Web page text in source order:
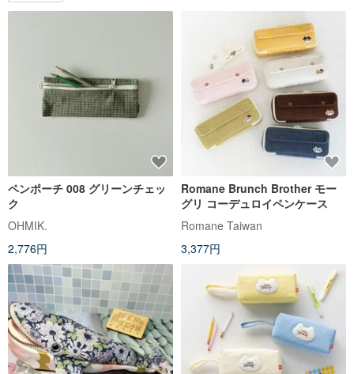
ペンポーチ 008 グリーンチェッ
ク
OHMIK.
2,776円
Romane Brunch Brother モー
グリ コーデュロイペンケース
Romane Taiwan
3,377円